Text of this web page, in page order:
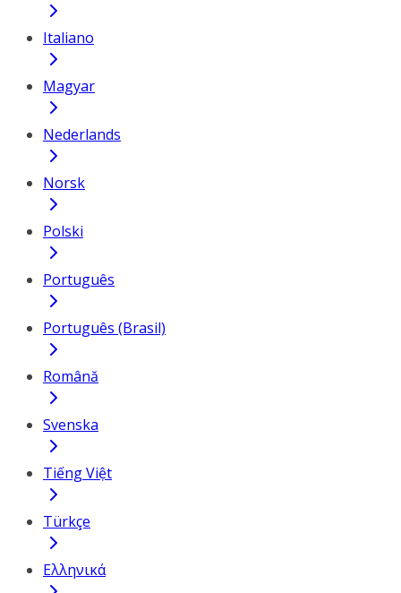
Italiano
Magyar
Nederlands
Norsk
Polski
Português
Português (Brasil)
Română
Svenska
Tiếng Việt
Türkçe
Ελληνικά